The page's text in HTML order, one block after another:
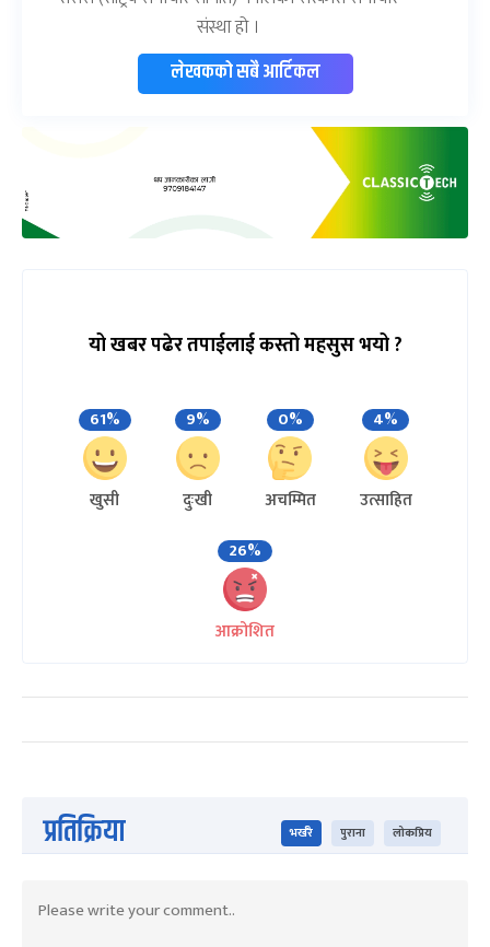
संस्था हो ।
लेखकको सबै आर्टिकल
यो खबर पढेर तपाईलाई कस्तो महसुस भयो ?
61%
खुसी
9%
दुःखी
0%
अचम्मित
4%
उत्साहित
26%
आक्रोशित
प्रतिक्रिया भर्खरै पुराना लोकप्रिय